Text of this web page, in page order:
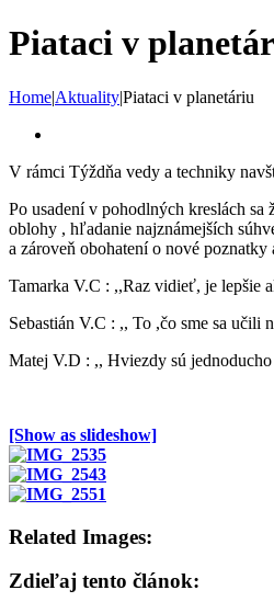
Piataci v
Home|Aktuality|Piataci v planetáriu
Image
V rámci Týždňa vedy a techniky
Po usadení v pohodlných kreslách
oblohy , hľadanie najznámejších
a zároveň obohatení o nové
Tamarka V.C : ,,Raz vidieť, je lepšie
Sebastián V.C : ,, To ,čo sme sa
Matej V.D : ,, Hviezdy sú jednoducho
[Show as slideshow]
Related Images:
Zdieľaj tento článok: